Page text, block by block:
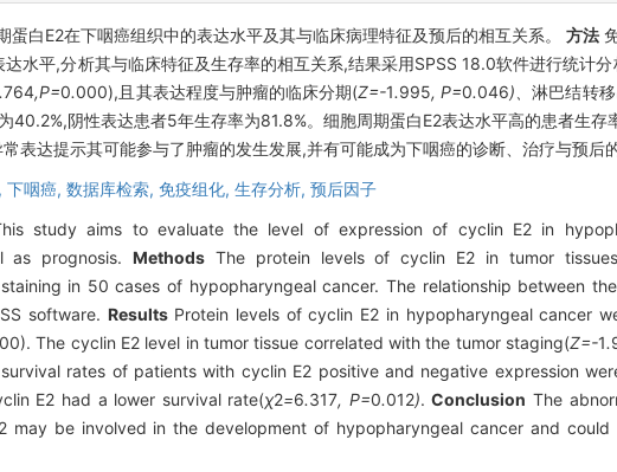
蛋白E2在下咽癌组织中的表达水平及其与临床病理特征及预后的相互关系。方法
水平,分析其与临床特征及生存率的相互关系,结果采用SPSS 18.0软件进行统计分
.764,P=0.000),且其表达程度与肿瘤的临床分期(Z=-1.995, P=0.046)、淋巴结转移
40.2%,阴性表达患者5年生存率为81.8%。细胞周期蛋白E2表达水平高的患者生存
表达提示其可能参与了肿瘤的发生发展,并有可能成为下咽癌的诊断、治疗与预后
下咽癌, 数据库检索, 免疫组化, 生存分析, 预后因子
study aims to evaluate the level of expression of cyclin E2 in
as prognosis.Methods The protein levels of cyclin E2 in tumor
in 50 cases of hypopharyngeal cancer. The relationship between
software. ResultsProtein levels of cyclin E2 in hypopharyngeal cancer
The cyclin E2 level in tumor tissue correlated with the tumor staging(Z=-1.
rates of patients with cyclin E2 positive and negative expression
E2 had a lower survival rate(χ2=6.317, P=0.012).Conclusion The
may be involved in the development of hypopharyngeal cancer and